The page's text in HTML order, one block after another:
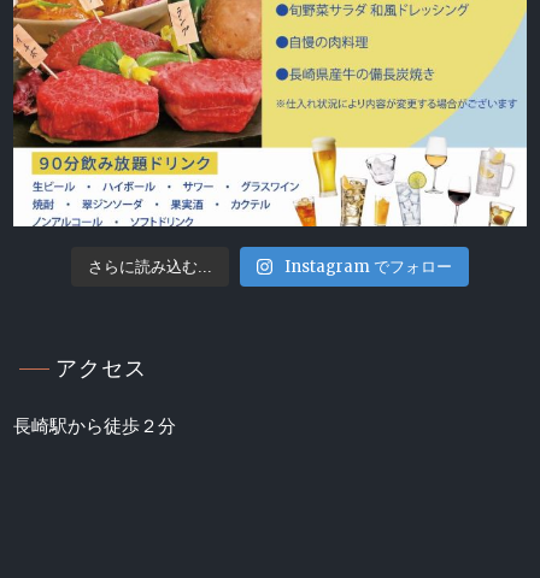
さらに読み込む... Instagram でフォロー
アクセス
長崎駅から徒歩２分